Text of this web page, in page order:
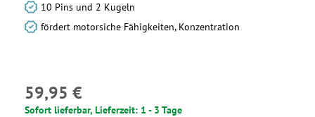
10 Pins und 2 Kugeln
fördert motorsiche Fähigkeiten, Konzentration
59,95 €
Sofort lieferbar, Lieferzeit: 1 - 3 Tage